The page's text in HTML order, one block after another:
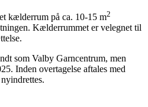
kælderrum på ca. 10-15 m2
Kælderrummet er velegnet til
som Valby Garncentrum, men
Inden overtagelse aftales med